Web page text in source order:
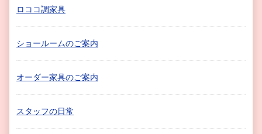
ロココ調家具
ショールームのご案内
オーダー家具のご案内
スタッフの日常